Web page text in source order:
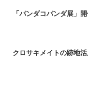
「パンダコパンダ展」
クロサキメイトの跡地